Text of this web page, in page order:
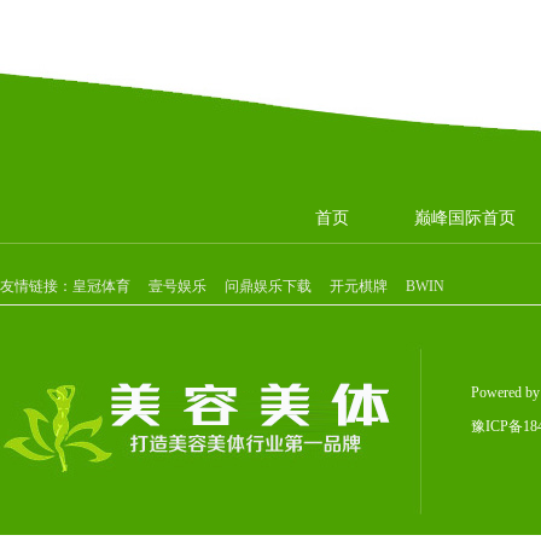
首页 巅峰国际首页
友情链接： 皇冠体育 壹号娱乐 问鼎娱乐下载 开元棋牌 BWIN
Powered
豫ICP备